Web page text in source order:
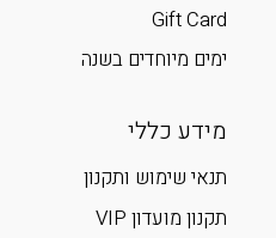
Gift Card
ימים מיוחדים בשנה
מידע כללי
תנאי שימוש ותקנון
תקנון מועדון VIP